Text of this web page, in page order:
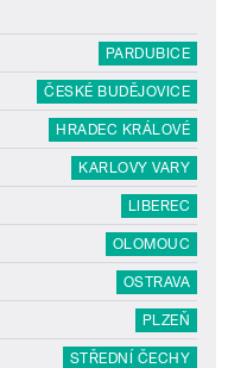
PARDUBICE
ČESKÉ BUDĚJOVICE
HRADEC KRÁLOVÉ
KARLOVY VARY
LIBEREC
OLOMOUC
OSTRAVA
PLZEŇ
STŘEDNÍ ČECHY